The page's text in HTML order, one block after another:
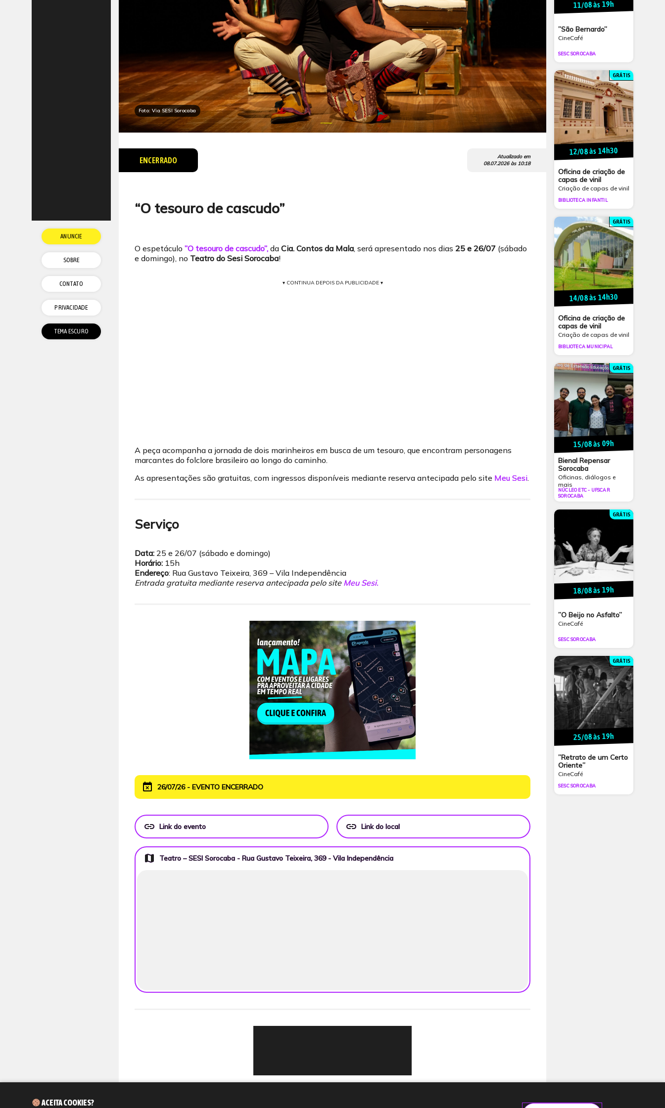
Foto: Via SESI Sorocaba
ENCERRADO
Atualizado em
08.07.2026às 10:18
“O tesouro de cascudo”
O espetáculo ”O tesouro de cascudo”, da Cia. Contos da Mala, será apresentado nos dias 25 e 26/07 (sábado
e domingo), no Teatro do Sesi Sorocaba!
▾ CONTINUA DEPOIS DA PUBLICIDADE ▾
A peça acompanha a jornada de dois marinheiros em busca de um tesouro, que encontram personagens
marcantes do folclore brasileiro ao longo do caminho.
As apresentações são gratuitas, com ingressos disponíveis mediante reserva antecipada pelo site Meu Sesi.
Serviço
Data: 25 e 26/07 (sábado e domingo)
Horário: 15h
Endereço: Rua Gustavo Teixeira, 369 – Vila Independência
Entrada gratuita mediante reserva antecipada pelo site Meu Sesi.
event_busy 26/07/26 - EVENTO ENCERRADO
link Link do evento link Link do local
map Teatro – SESI Sorocaba - Rua Gustavo Teixeira, 369 - Vila Independência
11/08 às 19h
”São Bernardo”
CineCafé
SESC SOROCABA
GRÁTIS
12/08 às 14h30
Oficina de criação de
capas de vinil
Criação de capas de vinil
BIBLIOTECA INFANTIL
GRÁTIS
14/08 às 14h30
Oficina de criação de
capas de vinil
Criação de capas de vinil
BIBLIOTECA MUNICIPAL
GRÁTIS
15/08 às 09h
Bienal Repensar
Sorocaba
Oficinas, diálogos e
mais
NÚCLEO ETC - UFSCAR
SOROCABA
GRÁTIS
18/08 às 19h
”O Beijo no Asfalto”
CineCafé
SESC SOROCABA
GRÁTIS
25/08 às 19h
”Retrato de um Certo
Oriente”
CineCafé
SESC SOROCABA
ANUNCIE
SOBRE
CONTATO
PRIVACIDADE
ACEITA COOKIES?